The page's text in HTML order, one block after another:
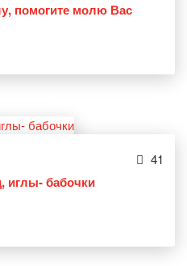
помогите молю Вас
41
иглы- бабочки